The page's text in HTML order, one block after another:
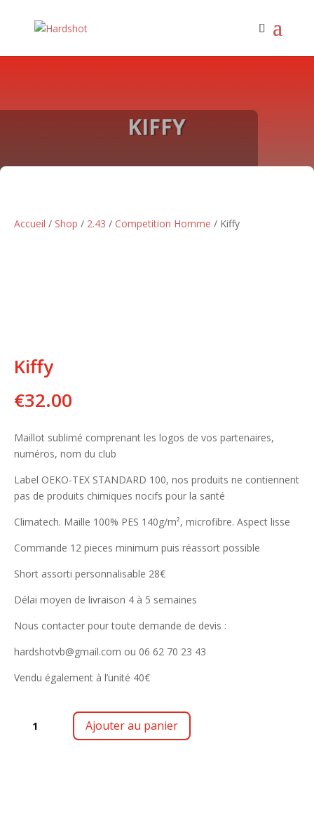
KIFFY
Accueil / Shop / 2.43 / Competition Homme / Kiffy
Kiffy
€32.00
Maillot sublimé comprenant les logos de vos partenaires,
numéros, nom du club
Label OEKO-TEX STANDARD 100, nos produits ne contiennent
pas de produits chimiques nocifs pour la santé
Climatech. Maille 100% PES 140g/m², microfibre. Aspect lisse
Commande 12 pieces minimum puis réassort possible
Short assorti personnalisable 28€
Délai moyen de livraison 4 à 5 semaines
Nous contacter pour toute demande de devis :
hardshotvb@gmail.com ou 06 62 70 23 43
Vendu également à l’unité 40€
Ajouter au panier